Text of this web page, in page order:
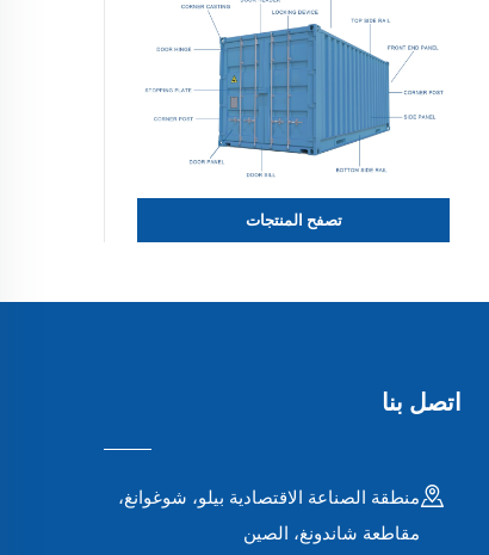
تصفح المنتجات
اتصل بنا
منطقة الصناعة الاقتصادية بيلو، شوغوانغ،
مقاطعة شاندونغ، الصين